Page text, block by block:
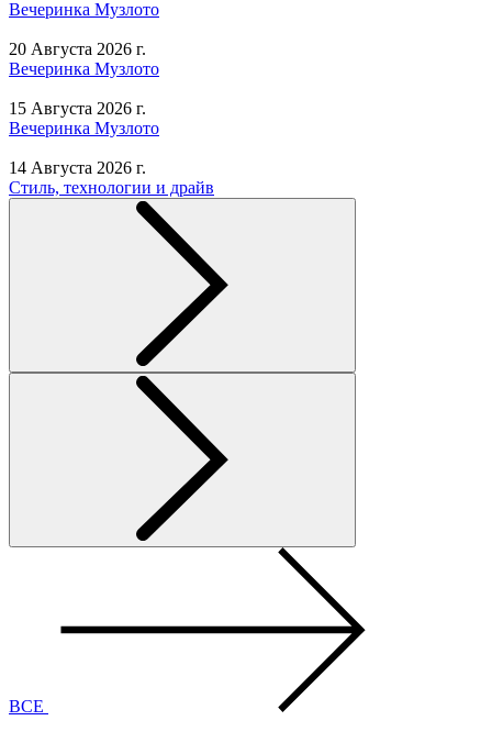
Вечеринка Музлото
20 Августа 2026 г.
Вечеринка Музлото
15 Августа 2026 г.
Вечеринка Музлото
14 Августа 2026 г.
Стиль, технологии и драйв
ВСЕ